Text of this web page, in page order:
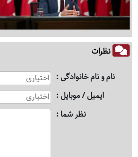
نظرات
نام و نام خانوادگی
ایمیل / موبایل
نظر شما